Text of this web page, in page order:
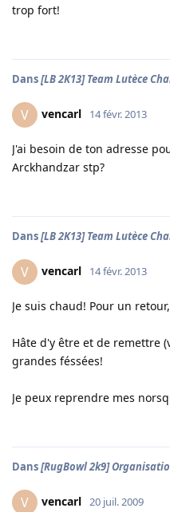
trop fort!
Dans[LB 2K13] Team Lutèce
V vencarl 14 févr. 2013
J'ai besoin de ton adresse
Arckhandzar stp?
Dans[LB 2K13] Team Lutèce
V vencarl 14 févr. 2013
Je suis chaud! Pour un
Hâte d'y être et de remettre
grandes féssées!
Je peux reprendre mes
Dans[RugBowl 2k9]
V vencarl 20 juil. 2009